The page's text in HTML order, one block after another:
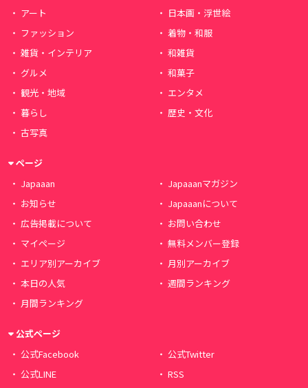
アート
日本画・浮世絵
ファッション
着物・和服
雑貨・インテリア
和雑貨
グルメ
和菓子
観光・地域
エンタメ
暮らし
歴史・文化
古写真
ページ
Japaaan
Japaaanマガジン
お知らせ
Japaaanについて
広告掲載について
お問い合わせ
マイページ
無料メンバー登録
エリア別アーカイブ
月別アーカイブ
本日の人気
週間ランキング
月間ランキング
公式ページ
公式Facebook
公式Twitter
公式LINE
RSS